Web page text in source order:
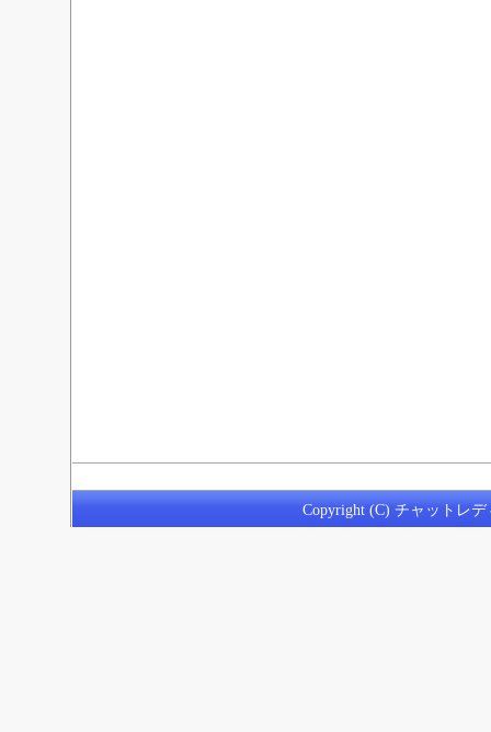
Copyright (C) チャットレデ